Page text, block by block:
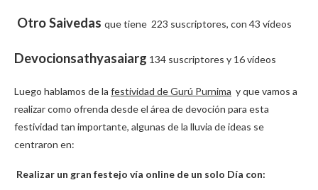
Otro Saivedas que tiene 223 suscriptores, con 43 vídeos
Devocionsathyasaiarg 134 suscriptores y 16 vídeos
Luego hablamos de la festividad de Gurú Purnima y que vamos a
realizar como ofrenda desde el área de devoción para esta
festividad tan importante, algunas de la lluvia de ideas se
centraron en:
Realizar un gran festejo vía online de un solo Día con: